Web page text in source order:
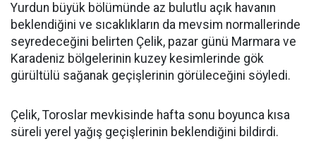
Yurdun büyük bölümünde az bulutlu açık havanın
beklendiğini ve sıcaklıkların da mevsim normallerinde
seyredeceğini belirten Çelik, pazar günü Marmara ve
Karadeniz bölgelerinin kuzey kesimlerinde gök
gürültülü sağanak geçişlerinin görüleceğini söyledi.
Çelik, Toroslar mevkisinde hafta sonu boyunca kısa
süreli yerel yağış geçişlerinin beklendiğini bildirdi.